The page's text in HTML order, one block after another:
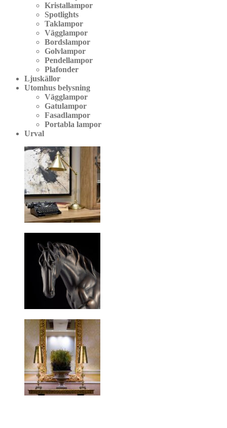
Kristallampor
Spotlights
Taklampor
Vägglampor
Bordslampor
Golvlampor
Pendellampor
Plafonder
Ljuskällor
Utomhus belysning
Vägglampor
Gatulampor
Fasadlampor
Portabla lampor
Urval